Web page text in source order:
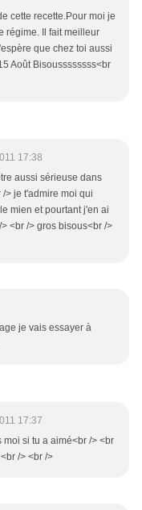
cette recette.Pour moi je
régime. Il fait meilleur
que chez toi aussi
Août Bisoussssssss<br
17:38
aussi sérieuse dans
> je t'admire moi qui
mien et pourtant j'en ai
<br /> gros bisous<br />
je vais essayer à
17:37
moi si tu a aimé<br /> <br
/> <br />